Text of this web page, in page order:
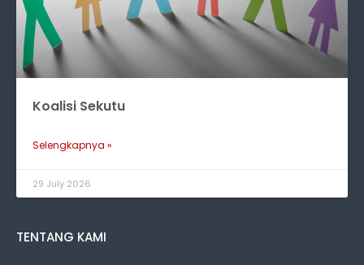
Koalisi Sekutu
Selengkapnya »
29 July 2026
TENTANG KAMI